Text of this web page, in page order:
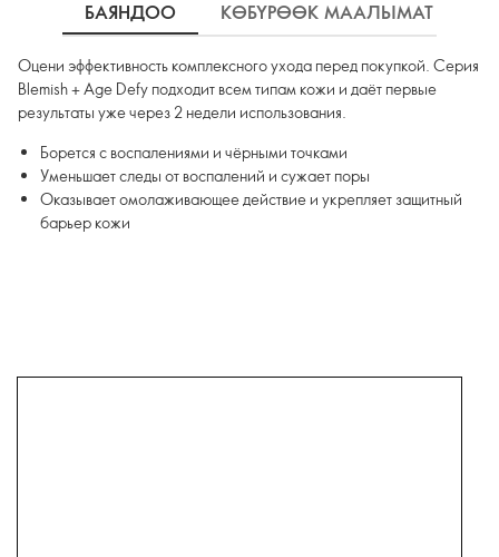
БАЯНДОО КӨБҮРӨӨК МААЛЫМАТ
Оцени эффективность комплексного ухода перед покупкой. Серия
Blemish + Age Defy подходит всем типам кожи и даёт первые
результаты уже через 2 недели использования.
Борется с воспалениями и чёрными точками
Уменьшает следы от воспалений и сужает поры
Оказывает омолаживающее действие и укрепляет защитный
барьер кожи